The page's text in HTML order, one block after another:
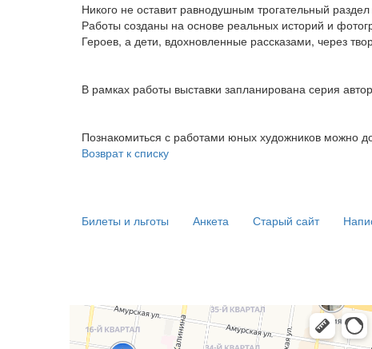
Никого не оставит равнодушным трогательный
Работы созданы на основе реальных историй и
Героев, а дети, вдохновленные рассказами, через
В рамках работы выставки запланирована серия
Познакомиться с работами юных художников можно
Возврат к списку
Билеты и льготы Анкета Старый сайт